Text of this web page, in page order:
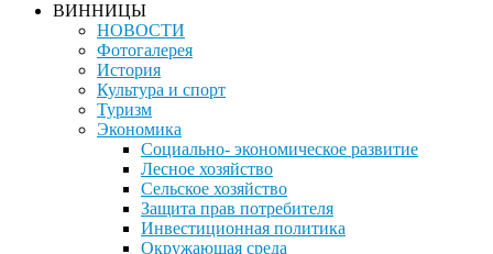
ВИННИЦЫ
НОВОСТИ
Фотогалерея
История
Культура и спорт
Туризм
Экономика
Социально- экономическое развитие
Лесное хозяйство
Сельское хозяйство
Защита прав потребителя
Инвестиционная политика
Окружающая среда